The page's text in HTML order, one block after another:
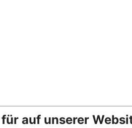
auf unserer